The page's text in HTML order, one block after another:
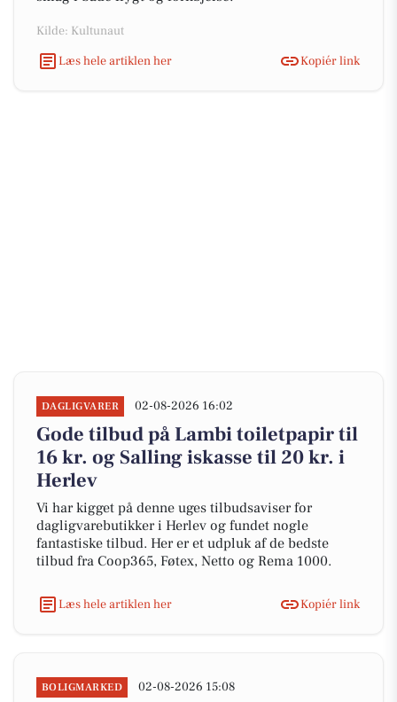
Kilde: Kultunaut
Læs hele artiklen her
Kopiér link
DAGLIGVARER 02-08-2026 16:02
Gode tilbud på Lambi toiletpapir til
16 kr. og Salling iskasse til 20 kr. i
Herlev
Vi har kigget på denne uges tilbudsaviser for
dagligvarebutikker i Herlev og fundet nogle
fantastiske tilbud. Her er et udpluk af de bedste
tilbud fra Coop365, Føtex, Netto og Rema 1000.
Læs hele artiklen her Kopiér link
BOLIGMARKED 02-08-2026 15:08